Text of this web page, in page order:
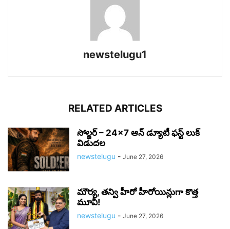
newstelugu1
RELATED ARTICLES
సోల్జర్ – 24×7 ఆన్ డ్యూటీ ఫస్ట్ లుక్
విడుదల
newstelugu - June 27, 2026
మౌర్య‌, త‌న్వి హీరో హీరోయిన్లుగా కొత్త
మూవీ!
newstelugu - June 27, 2026